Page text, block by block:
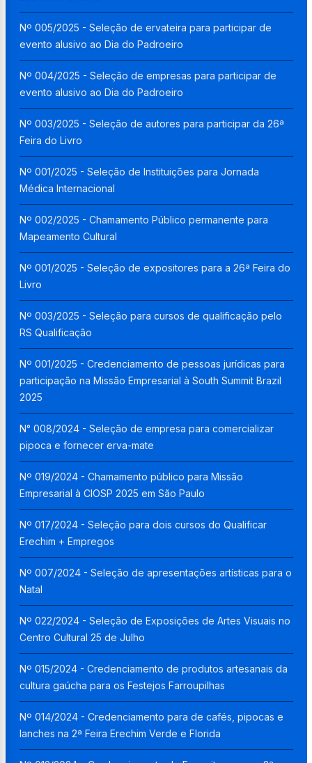
Nº 005/2025 - Seleção de ervateira para participar de
evento alusivo ao Dia do Padroeiro
Nº 004/2025 - Seleção de empresas para participar de
evento alusivo ao Dia do Padroeiro
Nº 003/2025 - Seleção de autores para participar da 26ª
Feira do Livro
Nº 001/2025 - Seleção de Instituições para Jornada
Médica Internacional
Nº 002/2025 - Chamamento Público permanente para
Mapeamento Cultural
Nº 001/2025 - Seleção de expositores para a 26ª Feira do
Livro
Nº 003/2025 - Seleção para cursos de qualificação pelo
RS Qualificação
Nº 001/2025 - Credenciamento de pessoas jurídicas para
participação na Missão Empresarial à South Summit Brazil
2025
N° 008/2024 - Seleção de empresa para comercializar
pipoca e fornecer erva-mate
Nº 019/2024 - Chamamento público para Missão
Empresarial à CIOSP 2025 em São Paulo
Nº 017/2024 - Seleção para dois cursos do Qualificar
Erechim + Empregos
Nº 007/2024 - Seleção de apresentações artísticas para o
Natal
Nº 022/2024 - Seleção de Exposições de Artes Visuais no
Centro Cultural 25 de Julho
Nº 015/2024 - Credenciamento de produtos artesanais da
cultura gaúcha para os Festejos Farroupilhas
Nº 014/2024 - Credenciamento para de cafés, pipocas e
lanches na 2ª Feira Erechim Verde e Florida